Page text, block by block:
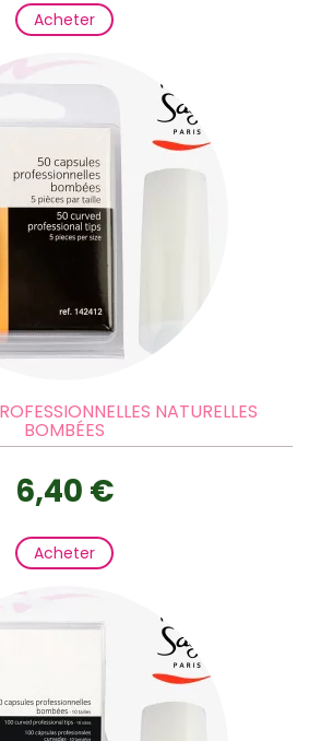
Acheter
NATURELLES
BOMBÉES
6,40 €
Acheter